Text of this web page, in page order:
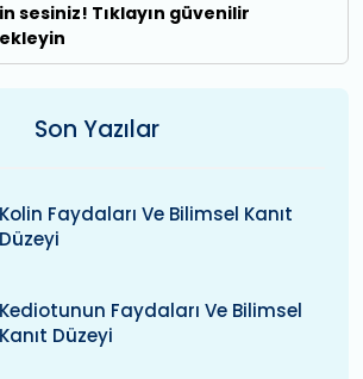
sesiniz! Tıklayın güvenilir
Son Yazılar
Kolin Faydaları Ve Bilimsel Kanıt
Düzeyi
Kediotunun Faydaları Ve Bilimsel
Kanıt Düzeyi